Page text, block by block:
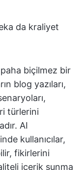
da kraliyet
paha biçilmez bir
blog yazıları,
türlerini
AI
kullanıcılar,
fikirlerini
içerik sunma